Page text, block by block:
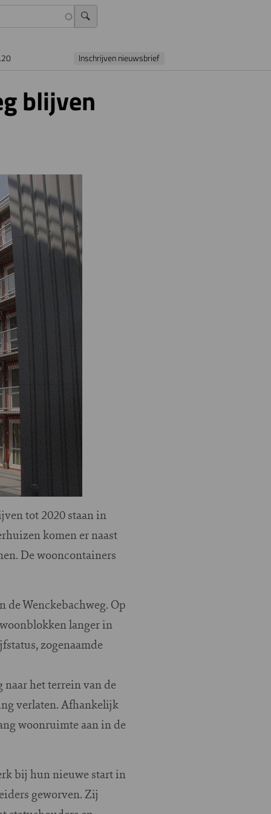
Inschrijven nieuwsbrief
blijven
tot 2020 staan in
komen er naast
De wooncontainers
Wenckebachweg. Op
langer in
zogenaamde
het terrein van de
verlaten. Afhankelijk
woonruimte aan in de
bij hun nieuwe start in
geworven. Zij